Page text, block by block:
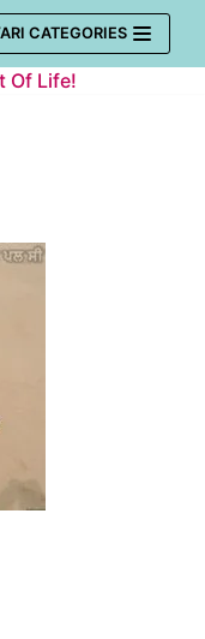
CATEGORIES
Of Life!